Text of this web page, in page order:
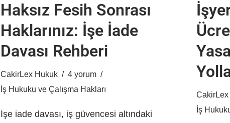
Haksız Fesih Sonrası
Haklarınız: İşe İade
Davası Rehberi
CakirLex Hukuk
4 yorum
İş Hukuku ve Çalışma Hakları
İşe iade davası, iş güvencesi altındaki
İş